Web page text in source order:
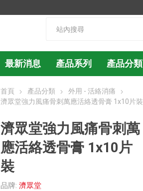
最新消息 產品系列 產品分類
首頁 產品分類
外用 - 活絡消痛
濟眾堂強力風痛骨刺萬應活絡透骨膏 1x10片裝
濟眾堂強力風痛骨刺萬
應活絡透骨膏 1x10片
裝
品牌: 濟眾堂